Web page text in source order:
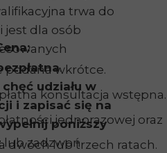
trwa do
jest dla osób
.
udziału w
i zapisać się na
poniższy
lub zadzwoń
podana wkrótce.
konsultacja wstępna.
jednorazowej oraz
dwóch lub trzech ratach.